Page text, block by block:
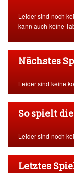
Leider sind noch
kann auch keine
Nächstes
Leider sind keine
So spielt
Leider sind noch
Letztes